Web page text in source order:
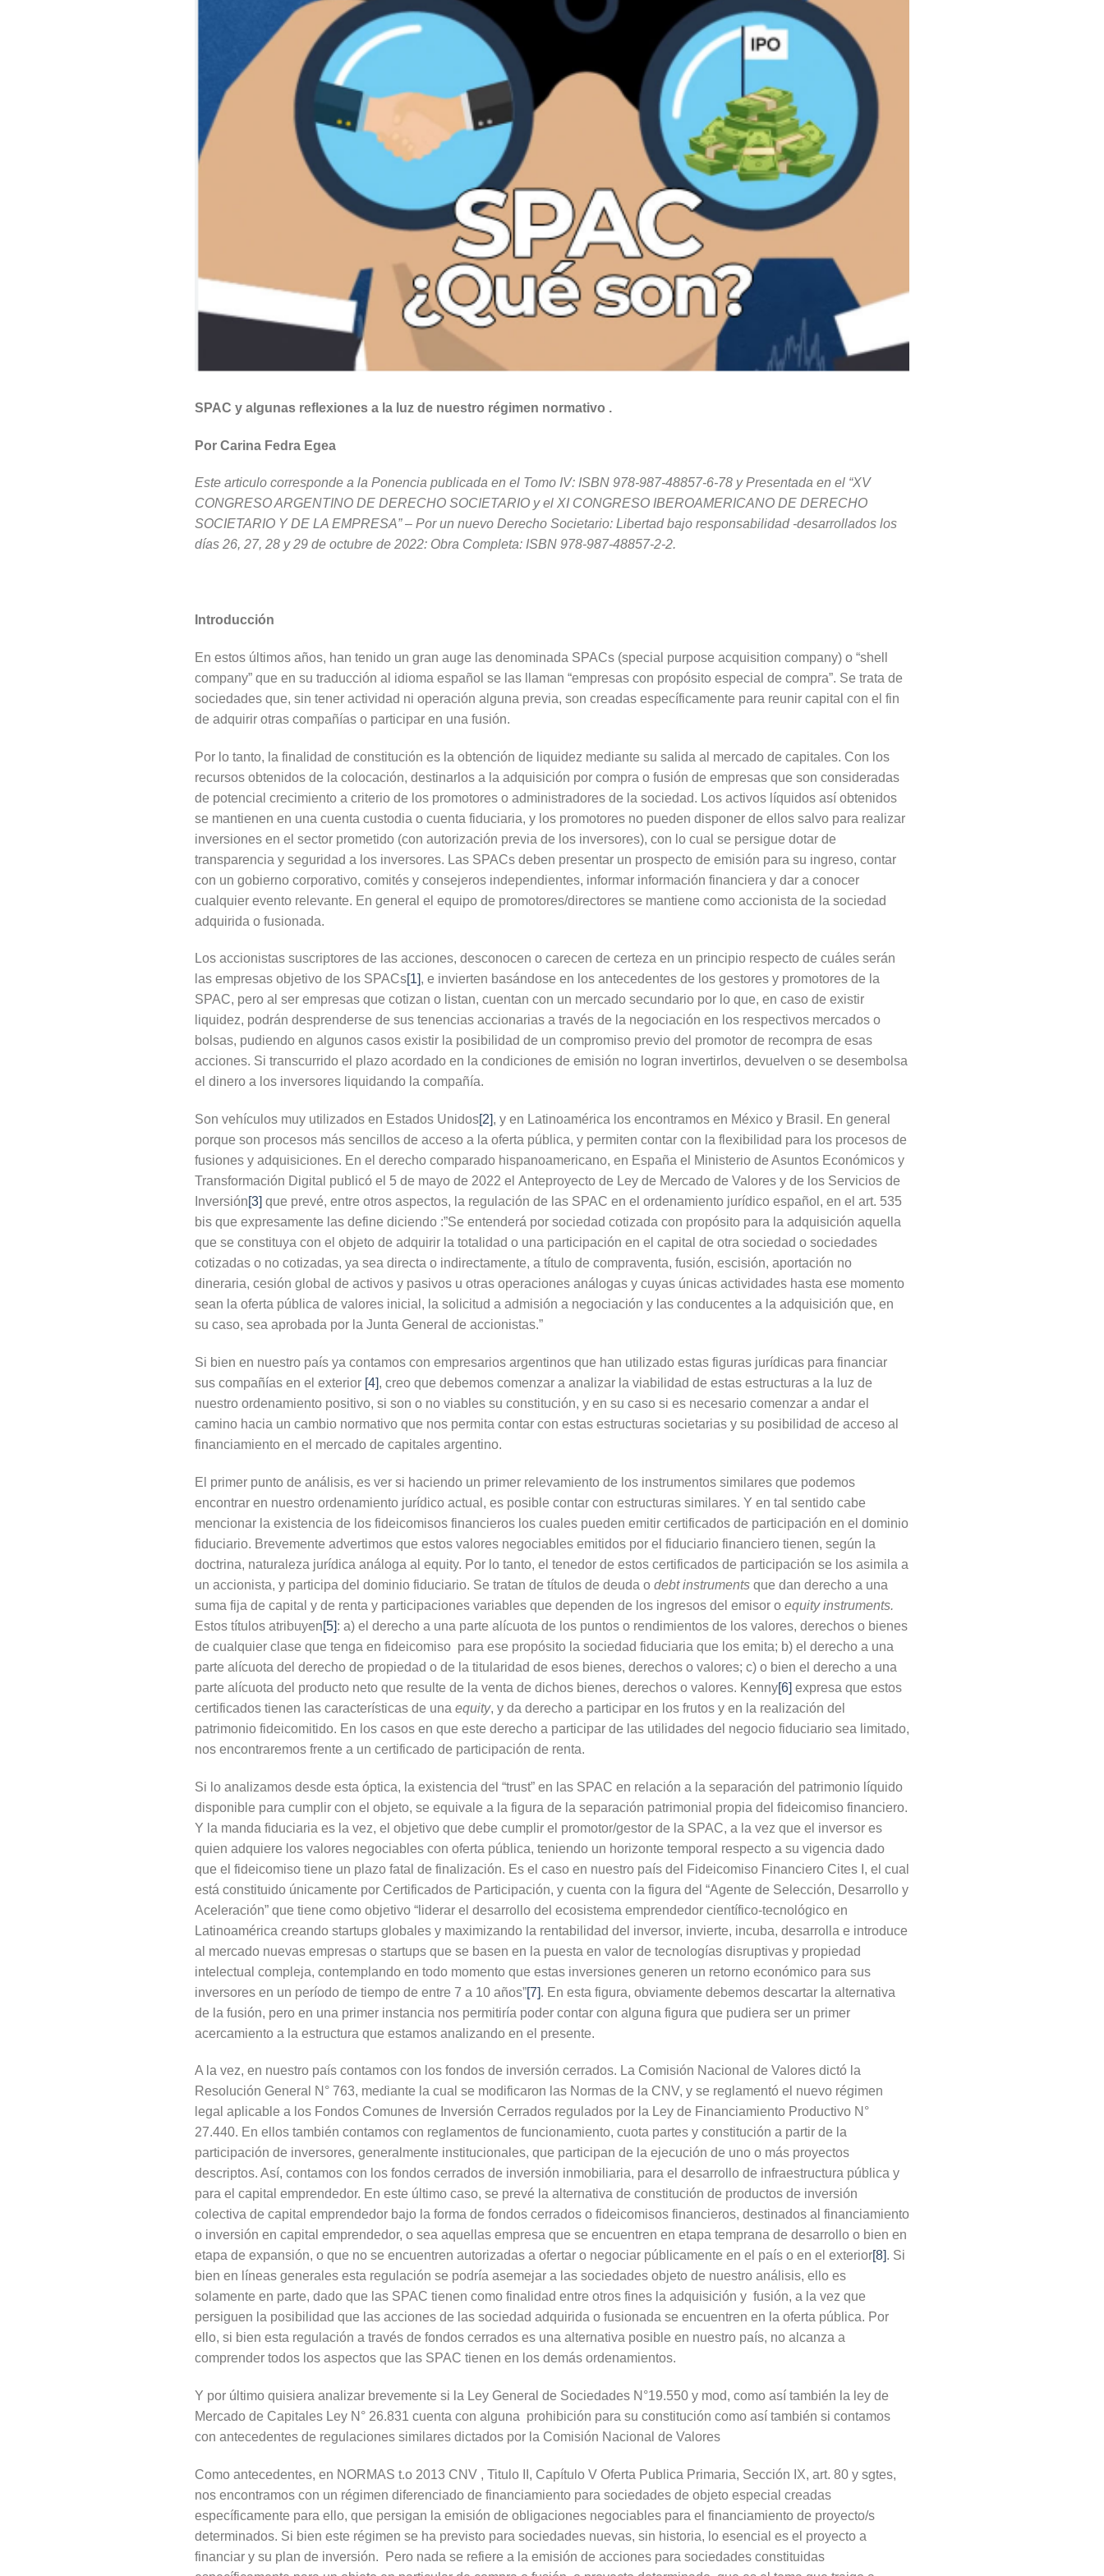
SPAC y algunas reflexiones a la luz de nuestro régimen normativo .
Por Carina Fedra Egea
Este articulo corresponde a la Ponencia publicada en el Tomo IV: ISBN 978-987-48857-6-78 y Presentada en el “XV
CONGRESO ARGENTINO DE DERECHO SOCIETARIO y el XI CONGRESO IBEROAMERICANO DE DERECHO
SOCIETARIO Y DE LA EMPRESA” – Por un nuevo Derecho Societario: Libertad bajo responsabilidad -desarrollados los
días 26, 27, 28 y 29 de octubre de 2022: Obra Completa: ISBN 978-987-48857-2-2.
Introducción
En estos últimos años, han tenido un gran auge las denominada SPACs (special purpose acquisition company) o “shell
company” que en su traducción al idioma español se las llaman “empresas con propósito especial de compra”. Se trata de
sociedades que, sin tener actividad ni operación alguna previa, son creadas específicamente para reunir capital con el fin
de adquirir otras compañías o participar en una fusión.
Por lo tanto, la finalidad de constitución es la obtención de liquidez mediante su salida al mercado de capitales. Con los
recursos obtenidos de la colocación, destinarlos a la adquisición por compra o fusión de empresas que son consideradas
de potencial crecimiento a criterio de los promotores o administradores de la sociedad. Los activos líquidos así obtenidos
se mantienen en una cuenta custodia o cuenta fiduciaria, y los promotores no pueden disponer de ellos salvo para realizar
inversiones en el sector prometido (con autorización previa de los inversores), con lo cual se persigue dotar de
transparencia y seguridad a los inversores. Las SPACs deben presentar un prospecto de emisión para su ingreso, contar
con un gobierno corporativo, comités y consejeros independientes, informar información financiera y dar a conocer
cualquier evento relevante. En general el equipo de promotores/directores se mantiene como accionista de la sociedad
adquirida o fusionada.
Los accionistas suscriptores de las acciones, desconocen o carecen de certeza en un principio respecto de cuáles serán
las empresas objetivo de los SPACs[1], e invierten basándose en los antecedentes de los gestores y promotores de la
SPAC, pero al ser empresas que cotizan o listan, cuentan con un mercado secundario por lo que, en caso de existir
liquidez, podrán desprenderse de sus tenencias accionarias a través de la negociación en los respectivos mercados o
bolsas, pudiendo en algunos casos existir la posibilidad de un compromiso previo del promotor de recompra de esas
acciones. Si transcurrido el plazo acordado en la condiciones de emisión no logran invertirlos, devuelven o se desembolsa
el dinero a los inversores liquidando la compañía.
Son vehículos muy utilizados en Estados Unidos[2], y en Latinoamérica los encontramos en México y Brasil. En general
porque son procesos más sencillos de acceso a la oferta pública, y permiten contar con la flexibilidad para los procesos de
fusiones y adquisiciones. En el derecho comparado hispanoamericano, en España el Ministerio de Asuntos Económicos y
Transformación Digital publicó el 5 de mayo de 2022 el Anteproyecto de Ley de Mercado de Valores y de los Servicios de
Inversión[3] que prevé, entre otros aspectos, la regulación de las SPAC en el ordenamiento jurídico español, en el art. 535
bis que expresamente las define diciendo :”Se entenderá por sociedad cotizada con propósito para la adquisición aquella
que se constituya con el objeto de adquirir la totalidad o una participación en el capital de otra sociedad o sociedades
cotizadas o no cotizadas, ya sea directa o indirectamente, a título de compraventa, fusión, escisión, aportación no
dineraria, cesión global de activos y pasivos u otras operaciones análogas y cuyas únicas actividades hasta ese momento
sean la oferta pública de valores inicial, la solicitud a admisión a negociación y las conducentes a la adquisición que, en
su caso, sea aprobada por la Junta General de accionistas.”
Si bien en nuestro país ya contamos con empresarios argentinos que han utilizado estas figuras jurídicas para financiar
sus compañías en el exterior [4], creo que debemos comenzar a analizar la viabilidad de estas estructuras a la luz de
nuestro ordenamiento positivo, si son o no viables su constitución, y en su caso si es necesario comenzar a andar el
camino hacia un cambio normativo que nos permita contar con estas estructuras societarias y su posibilidad de acceso al
financiamiento en el mercado de capitales argentino.
El primer punto de análisis, es ver si haciendo un primer relevamiento de los instrumentos similares que podemos
encontrar en nuestro ordenamiento jurídico actual, es posible contar con estructuras similares. Y en tal sentido cabe
mencionar la existencia de los fideicomisos financieros los cuales pueden emitir certificados de participación en el dominio
fiduciario. Brevemente advertimos que estos valores negociables emitidos por el fiduciario financiero tienen, según la
doctrina, naturaleza jurídica análoga al equity. Por lo tanto, el tenedor de estos certificados de participación se los asimila a
un accionista, y participa del dominio fiduciario. Se tratan de títulos de deuda o debt instruments que dan derecho a una
suma fija de capital y de renta y participaciones variables que dependen de los ingresos del emisor o equity instruments.
Estos títulos atribuyen[5]: a) el derecho a una parte alícuota de los puntos o rendimientos de los valores, derechos o bienes
de cualquier clase que tenga en fideicomiso para ese propósito la sociedad fiduciaria que los emita; b) el derecho a una
parte alícuota del derecho de propiedad o de la titularidad de esos bienes, derechos o valores; c) o bien el derecho a una
parte alícuota del producto neto que resulte de la venta de dichos bienes, derechos o valores. Kenny[6] expresa que estos
certificados tienen las características de una equity, y da derecho a participar en los frutos y en la realización del
patrimonio fideicomitido. En los casos en que este derecho a participar de las utilidades del negocio fiduciario sea limitado,
nos encontraremos frente a un certificado de participación de renta.
Si lo analizamos desde esta óptica, la existencia del “trust” en las SPAC en relación a la separación del patrimonio líquido
disponible para cumplir con el objeto, se equivale a la figura de la separación patrimonial propia del fideicomiso financiero.
Y la manda fiduciaria es la vez, el objetivo que debe cumplir el promotor/gestor de la SPAC, a la vez que el inversor es
quien adquiere los valores negociables con oferta pública, teniendo un horizonte temporal respecto a su vigencia dado
que el fideicomiso tiene un plazo fatal de finalización. Es el caso en nuestro país del Fideicomiso Financiero Cites I, el cual
está constituido únicamente por Certificados de Participación, y cuenta con la figura del “Agente de Selección, Desarrollo y
Aceleración” que tiene como objetivo “liderar el desarrollo del ecosistema emprendedor científico-tecnológico en
Latinoamérica creando startups globales y maximizando la rentabilidad del inversor, invierte, incuba, desarrolla e introduce
al mercado nuevas empresas o startups que se basen en la puesta en valor de tecnologías disruptivas y propiedad
intelectual compleja, contemplando en todo momento que estas inversiones generen un retorno económico para sus
inversores en un período de tiempo de entre 7 a 10 años”[7]. En esta figura, obviamente debemos descartar la alternativa
de la fusión, pero en una primer instancia nos permitiría poder contar con alguna figura que pudiera ser un primer
acercamiento a la estructura que estamos analizando en el presente.
A la vez, en nuestro país contamos con los fondos de inversión cerrados. La Comisión Nacional de Valores dictó la
Resolución General N° 763, mediante la cual se modificaron las Normas de la CNV, y se reglamentó el nuevo régimen
legal aplicable a los Fondos Comunes de Inversión Cerrados regulados por la Ley de Financiamiento Productivo N°
27.440. En ellos también contamos con reglamentos de funcionamiento, cuota partes y constitución a partir de la
participación de inversores, generalmente institucionales, que participan de la ejecución de uno o más proyectos
descriptos. Así, contamos con los fondos cerrados de inversión inmobiliaria, para el desarrollo de infraestructura pública y
para el capital emprendedor. En este último caso, se prevé la alternativa de constitución de productos de inversión
colectiva de capital emprendedor bajo la forma de fondos cerrados o fideicomisos financieros, destinados al financiamiento
o inversión en capital emprendedor, o sea aquellas empresa que se encuentren en etapa temprana de desarrollo o bien en
etapa de expansión, o que no se encuentren autorizadas a ofertar o negociar públicamente en el país o en el exterior[8]. Si
bien en líneas generales esta regulación se podría asemejar a las sociedades objeto de nuestro análisis, ello es
solamente en parte, dado que las SPAC tienen como finalidad entre otros fines la adquisición y fusión, a la vez que
persiguen la posibilidad que las acciones de las sociedad adquirida o fusionada se encuentren en la oferta pública. Por
ello, si bien esta regulación a través de fondos cerrados es una alternativa posible en nuestro país, no alcanza a
comprender todos los aspectos que las SPAC tienen en los demás ordenamientos.
Y por último quisiera analizar brevemente si la Ley General de Sociedades N°19.550 y mod, como así también la ley de
Mercado de Capitales Ley N° 26.831 cuenta con alguna prohibición para su constitución como así también si contamos
con antecedentes de regulaciones similares dictados por la Comisión Nacional de Valores
Como antecedentes, en NORMAS t.o 2013 CNV , Titulo II, Capítulo V Oferta Publica Primaria, Sección IX, art. 80 y sgtes,
nos encontramos con un régimen diferenciado de financiamiento para sociedades de objeto especial creadas
específicamente para ello, que persigan la emisión de obligaciones negociables para el financiamiento de proyecto/s
determinados. Si bien este régimen se ha previsto para sociedades nuevas, sin historia, lo esencial es el proyecto a
financiar y su plan de inversión. Pero nada se refiere a la emisión de acciones para sociedades constituidas